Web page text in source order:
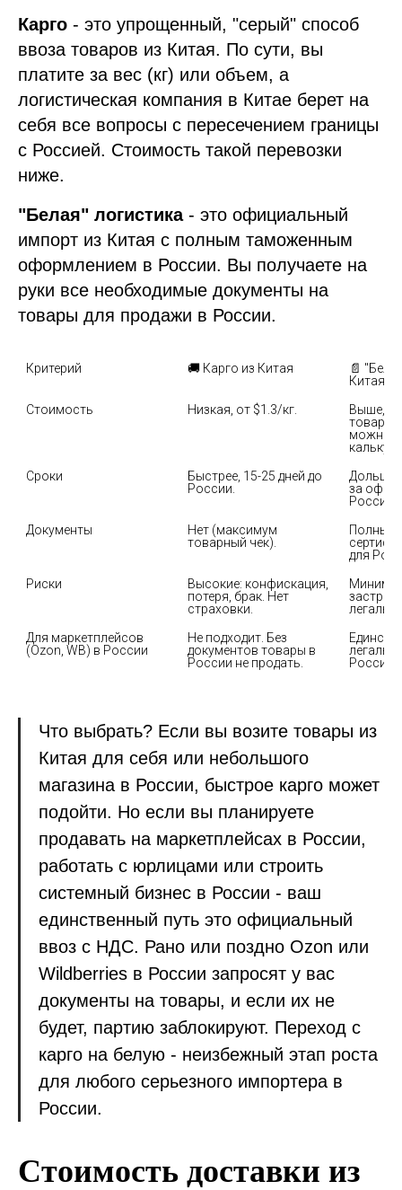
Карго - это упрощенный, "серый" способ
ввоза товаров из Китая. По сути, вы
платите за вес (кг) или объем, а
логистическая компания в Китае берет на
себя все вопросы с пересечением границы
с Россией. Стоимость такой перевозки
ниже.
"Белая" логистика- это официальный
импорт из Китая с полным таможенным
оформлением в России. Вы получаете на
руки все необходимые документы на
товары для продажи в России.
Критерий 🚚 Карго из Китая
📄
Китая
Стоимость
Низкая, от $1.3/кг.
Выше,
товара.
можно
Сроки
Быстрее, 15-25 дней до
России.
Дольше,
за
России).
Документы
Нет (максимум
товарный чек).
Полный
для
Риски
Высокие: конфискация,
потеря, брак. Нет
страховки.
Для маркетплейсов
(Ozon, WB) в России
Не подходит. Без
документов товары в
России не продать.
Что выбрать? Если вы возите товары из
Китая для себя или небольшого
магазина в России, быстрое карго может
подойти. Но если вы планируете
продавать на маркетплейсах в России,
работать с юрлицами или строить
системный бизнес в России - ваш
единственный путь это официальный
ввоз с НДС. Рано или поздно Ozon или
Wildberries в России запросят у вас
документы на товары, и если их не
будет, партию заблокируют. Переход с
карго на белую - неизбежный этап роста
для любого серьезного импортера в
России.
Стоимость доставки из